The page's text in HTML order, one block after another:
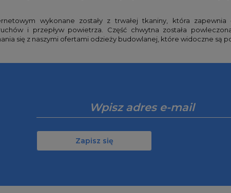
wykonane zostały z trwałej tkaniny, która zapewnia
i przepływ powietrza. Część chwytna została
się z naszymi ofertami odzieży budowlanej, które widoczne są
Zapisz się